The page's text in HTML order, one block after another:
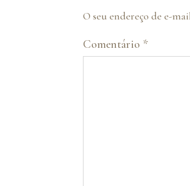
O seu endereço de e-
Comentário *